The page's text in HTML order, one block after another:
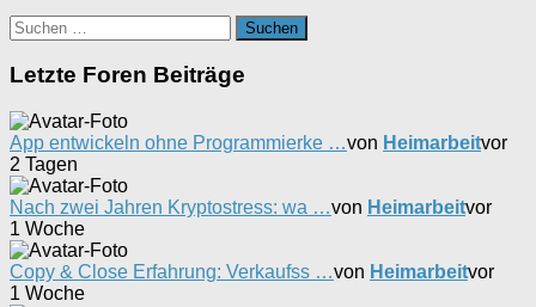
Suchen
nach:
Letzte Foren Beiträge
App entwickeln ohne Programmierke …von Heimarbeitvor
2 Tagen
Nach zwei Jahren Kryptostress: wa …von Heimarbeitvor
1 Woche
Copy & Close Erfahrung: Verkaufss …von Heimarbeitvor
1 Woche